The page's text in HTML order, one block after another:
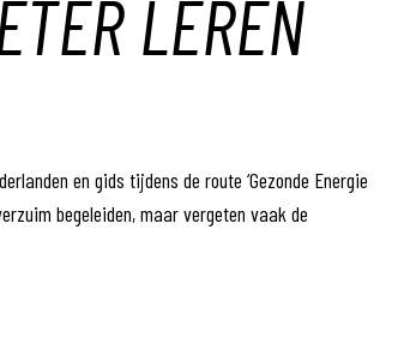
LEREN
en gids tijdens de route ‘Gezonde Energie
begeleiden, maar vergeten vaak de